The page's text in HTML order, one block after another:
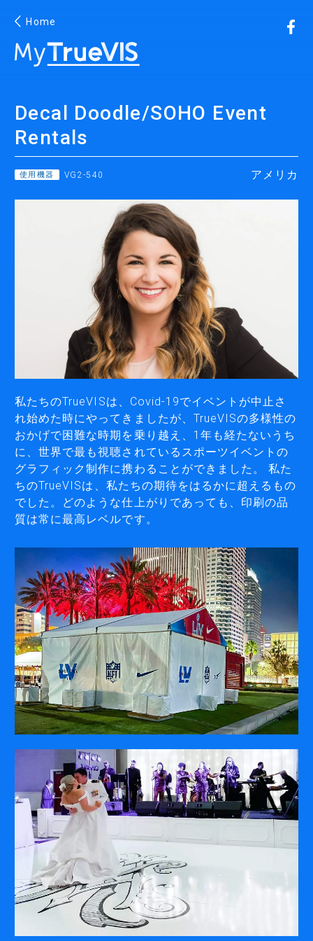
Home
Decal Doodle/SOHO Event
Rentals
使用機器 VG2-540 アメリカ
私たちのTrueVISは、Covid-19でイベントが中止さ
れ始めた時にやってきましたが、TrueVISの多様性の
おかげで困難な時期を乗り越え、1年も経たないうち
に、世界で最も視聴されているスポーツイベントの
グラフィック制作に携わることができました。 私た
ちのTrueVISは、私たちの期待をはるかに超えるもの
でした。どのような仕上がりであっても、印刷の品
質は常に最高レベルです。
インクジェットプリンター
溶剤インクジェットプリンター
UV-LEDインクジェットプリンター
DTFプリンター
水性レジンプリンター
2.5Dサーフェスプリンター
大型カッティングマシン
小型カッティングマシン
彫刻機／メタルプリンター
彫刻機
メタルプリンター
レーザー箔転写機
3Dモデリングマシン
3Dモデリングマシン
歯科用ミリングマシン
歯科用ミリングマシン
ダイレクトマーキング
サイトのご利用について
プライバシーポリシー
ソーシャルメディアポリシー